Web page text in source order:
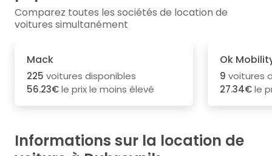
Comparez toutes les sociétés de location de
voitures simultanément
Mack
225 voitures disponibles
56.23€le prix le moins élevé
Ok
9 voitures
27.34€le
Informations sur la location de